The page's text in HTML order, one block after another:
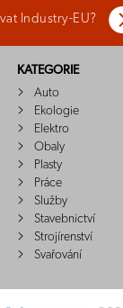
Industry-EU?
KATEGORIE
Auto
Ekologie
Elektro
Obaly
Plasty
Práce
Služby
Stavebnictví
Strojírenství
Svařování